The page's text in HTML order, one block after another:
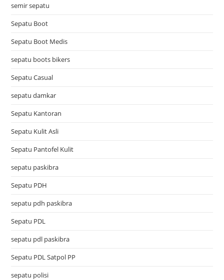
semir sepatu
Sepatu Boot
Sepatu Boot Medis
sepatu boots bikers
Sepatu Casual
sepatu damkar
Sepatu Kantoran
Sepatu Kulit Asli
Sepatu Pantofel Kulit
sepatu paskibra
Sepatu PDH
sepatu pdh paskibra
Sepatu PDL
sepatu pdl paskibra
Sepatu PDL Satpol PP
sepatu polisi